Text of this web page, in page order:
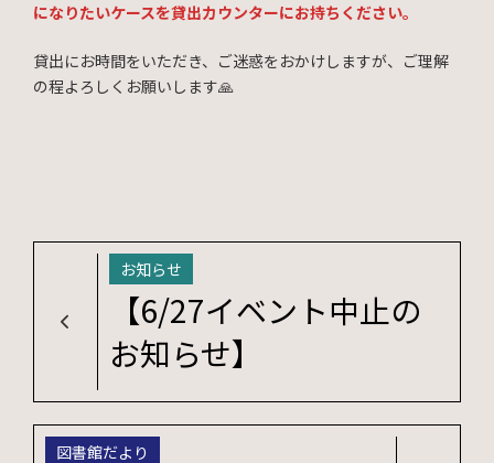
になりたいケースを貸出カウンターにお持ちください。
貸出にお時間をいただき、ご迷惑をおかけしますが、ご理解
の程よろしくお願いします🙏
お知らせ
【6/27イベント中止の
お知らせ】
図書館だより